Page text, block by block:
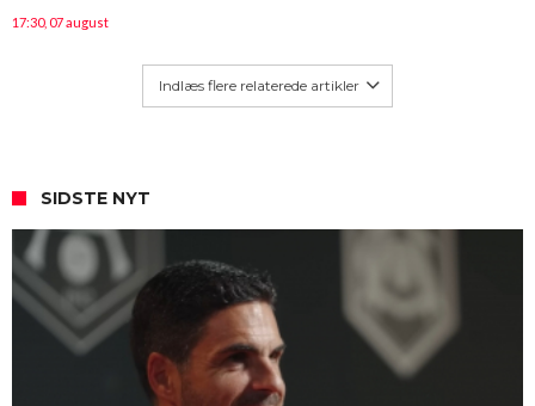
17:30, 07 august
Indlæs flere relaterede artikler
SIDSTE NYT